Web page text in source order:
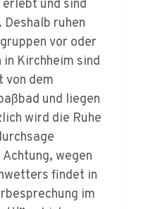
vor oder
Kirchheim sind
von dem
und liegen
wird die Ruhe
wegen
findet in
im
Link zum
PDF und